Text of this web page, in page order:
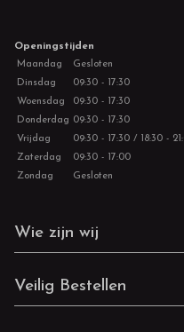
Openingstijden
Maandag
Gesloten
Dinsdag
09:30 - 17:30
Woensdag
09:30 - 17:30
Donderdag 09:30 - 17:30
Vrijdag
09:30 - 17:30 / 18:30 -
Zaterdag
09:30 - 17:00
Zondag
Gesloten
Wie zijn wij
Veilig Bestellen